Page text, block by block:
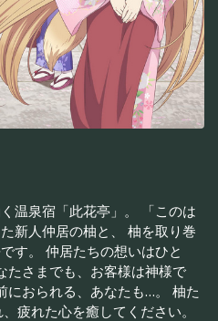
温泉宿「此花亭」。 「このは
新人仲居の柚と、 柚を取り巻
す。 仲居たちの想いはひと
たさまでも、お客様は神様で
におられる、あなたも…。 柚た
疲れた心を癒してください。